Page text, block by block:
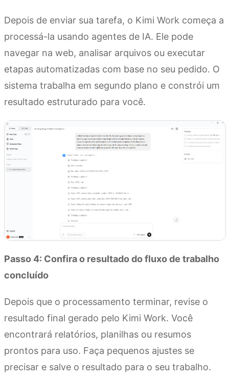
Depois de enviar sua tarefa, o Kimi Work começa a
processá-la usando agentes de IA. Ele pode
navegar na web, analisar arquivos ou executar
etapas automatizadas com base no seu pedido. O
sistema trabalha em segundo plano e constrói um
resultado estruturado para você.
Passo 4: Confira o resultado do fluxo de trabalho
concluído
Depois que o processamento terminar, revise o
resultado final gerado pelo Kimi Work. Você
encontrará relatórios, planilhas ou resumos
prontos para uso. Faça pequenos ajustes se
precisar e salve o resultado para o seu trabalho.